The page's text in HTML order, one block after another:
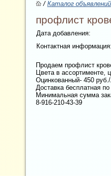
/Каталог объявлений
профлист
Дата добавления:
Контактная
Продаем профлист
Цвета в ассортименте,
Оцинкованный- 450 руб./
Доставка бесплатная
Минимальная сумма
8-916-210-43-39